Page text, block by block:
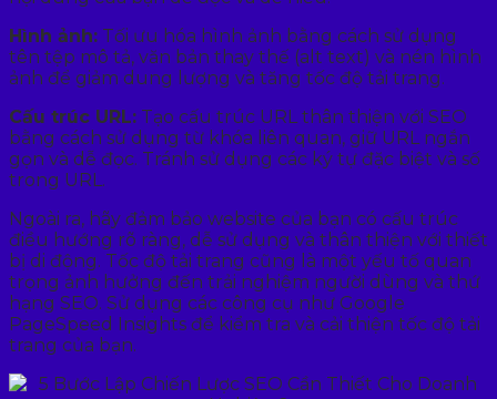
Hình ảnh: Tối ưu hóa hình ảnh bằng cách sử dụng
tên tệp mô tả, văn bản thay thế (alt text) và nén hình
ảnh để giảm dung lượng và tăng tốc độ tải trang.
Cấu trúc URL: Tạo cấu trúc URL thân thiện với SEO
bằng cách sử dụng từ khóa liên quan, giữ URL ngắn
gọn và dễ đọc. Tránh sử dụng các ký tự đặc biệt và số
trong URL.
Ngoài ra, hãy đảm bảo website của bạn có cấu trúc
điều hướng rõ ràng, dễ sử dụng và thân thiện với thiết
bị di động. Tốc độ tải trang cũng là một yếu tố quan
trọng ảnh hưởng đến trải nghiệm người dùng và thứ
hạng SEO. Sử dụng các công cụ như Google
PageSpeed Insights để kiểm tra và cải thiện tốc độ tải
trang của bạn.